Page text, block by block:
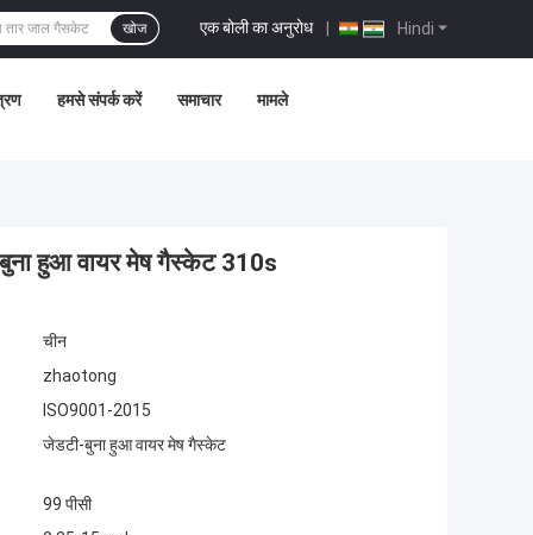
Hindi
एक बोली का अनुरोध |
खोज
हमसे संपर्क करें समाचार मामले
हुआ वायर मेष गैस्केट 310s
चीन
zhaotong
ISO9001-2015
जेडटी-बुना हुआ वायर मेष गैस्केट
99 पीसी